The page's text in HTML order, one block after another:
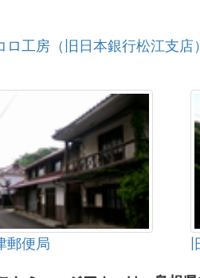
ロ工房（旧日本銀行松江支店
郵便局